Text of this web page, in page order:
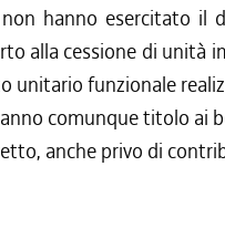
hanno esercitato il
alla cessione di unità
unitario funzionale
comunque titolo ai
anche privo di